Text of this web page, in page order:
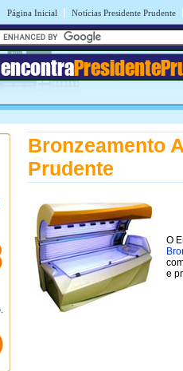
Página Inicial | Notícias Presidente Prudente |
encontra
Bronzeamento
Prudente
O
e